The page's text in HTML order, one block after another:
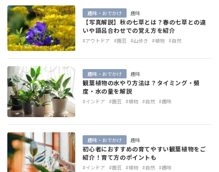
趣味・おでかけ 趣味
【写真解説】秋の七草とは？春の七草との違
いや語呂合わせでの覚え方を紹介
#アウトドア #園芸 #山歩き #植物 #自然
趣味・おでかけ 趣味
観葉植物の水やり方法は？タイミング・頻
度・水の量を解説
#インドア #園芸 #植物 #自然 #趣味
趣味・おでかけ 趣味
初心者におすすめの育てやすい観葉植物をご
紹介！育て方のポイントも
#インドア #園芸 #植物 #自然 #趣味